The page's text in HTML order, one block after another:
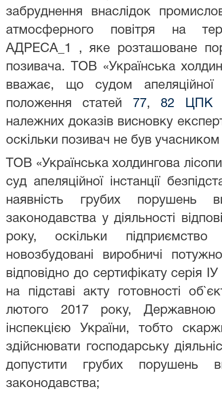
забруднення внаслідок
атмосферного повітря на
АДРЕСА_1 , яке розташоване
позивача. ТОВ «Українська
вважає, що судом апеляційної
положення статей 77, 82 ЦПК
належних доказів висновку
оскільки позивач не був
ТОВ «Українська холдингова
суд апеляційної інстанції
наявність грубих порушень
законодавства у діяльності
року, оскільки
новозбудовані виробничі
відповідно до сертифікату серія
на підставі акту готовності
лютого 2017 року, Державною
інспекцією України, тобто
здійснювати господарську
допустити грубих порушень
законодавства;